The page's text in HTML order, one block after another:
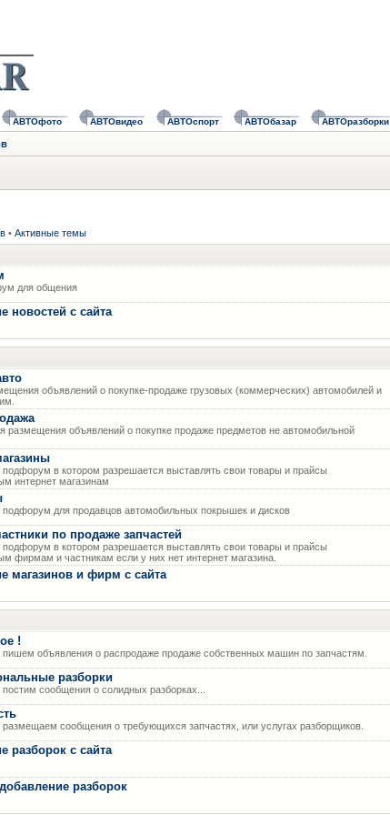
АВТОфото АВТОвидео АВТОспорт АВТОбазар АВТОразборки
• Активные темы
для общения
новостей с сайта
объявлений о покупке-продаже грузовых (коммерческих) автомобилей и
размещения объявлений о покупке продаже предметов не автомобильной
в котором разрешается выставлять свои товары и прайсы
интернет магазинам
для продавцов автомобильных покрышек и дисков
по продаже запчастей
в котором разрешается выставлять свои товары и прайсы
фирмам и частникам если у них нет интернет магазина.
магазинов и фирм с сайта
!
объявления о распродаже продаже собственных машин по запчастям.
разборки
сообщения о солидных разборках...
сообщения о требующихся запчастях, или услугах разборщиков.
разборок с сайта
разборок